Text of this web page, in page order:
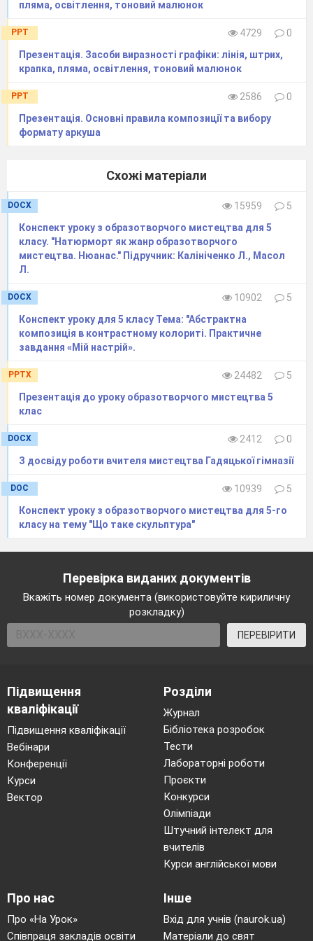
Таких журавликів зробимо сьогодні і ми.
V. Практична робота учнів
Показ послідовності виконання фігурки.
Звучить музика, учні разом з учителем складають
фігурки
Вирішення проблемного питання.
Символом чого може бути ось такий журавлик
VІ. Підсумок уроку
пляма, освітлення, тоновий малюнок
PPT 4729
0
Презентація. Засоби виразності графіки: лінія, штрих,
крапка, пляма, освітлення, тоновий малюнок
PPT 2586
0
Презентація. Основні правила композиції та вибору
формату аркуша
Схожі матеріали
DOCX 15959
5
Конспект уроку з образотворчого мистецтва для 5
класу. "Натюрморт як жанр образотворчого
мистецтва. Нюанас." Підручник: Калініченко Л., Масол
Л.
DOCX 10902
5
Конспект уроку для 5 класу Тема: "Абстрактна
композиція в контрастному колориті. Практичне
завдання «Мій настрій».
PPTX 24482
5
Презентація до уроку образотворчого мистецтва 5
клас
DOCX 2412
0
З досвіду роботи вчителя мистецтва Гадяцької гімназії
DOC 10939
5
Конспект уроку з образотворчого мистецтва для 5-го
класу на тему "Що таке скульптура"
Перевірка виданих документів
Вкажіть номер документа (використовуйте кириличну
розкладку)
ПЕРЕВІРИТИ
Підвищення
кваліфікації
Підвищення кваліфікації
Вебінари
Конференції
Курси
Вектор
Розділи
Журнал
Бібліотека розробок
Тести
Лабораторні роботи
Проєкти
Конкурси
Олімпіади
Штучний інтелект для
вчителів
Курси англійської мови
Про нас
Про «На Урок»
Співпраця закладів освіти
Інше
Вхід для учнів (naurok.ua)
Матеріали до свят